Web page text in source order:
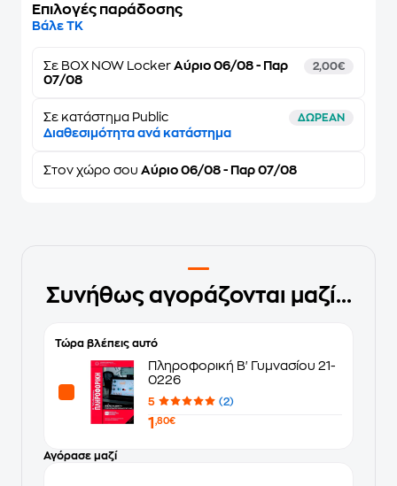
Επιλογές παράδοσης
Βάλε ΤΚ
Σε BOX NOW Locker Αύριο 06/08 - Παρ
07/08
2,00€
Σε κατάστημα Public ΔΩΡΕΑΝ
Διαθεσιμότητα ανά κατάστημα
Στον χώρο σου Αύριο 06/08 - Παρ 07/08
Συνήθως αγοράζονται μαζί...
Τώρα βλέπεις αυτό
Πληροφορική Β' Γυμνασίου 21-
0226
5 (2)
1 ,80€
Αγόρασε μαζί